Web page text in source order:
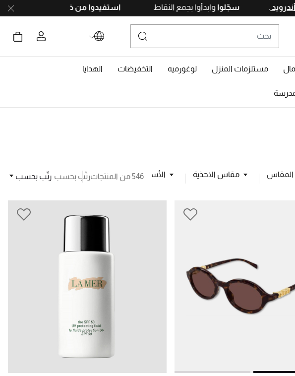
آي أو إس أندرويد.سجّلواوابدأوا بجمع النقاطاستفيدوا من خيار
مستلزمات المنزل لوغورميه التخفيضات الهدايا
المقاس مقاس الاحذية الأسلوب القسم 546 من المنتجات رتّب بحسب رتّب بحسب